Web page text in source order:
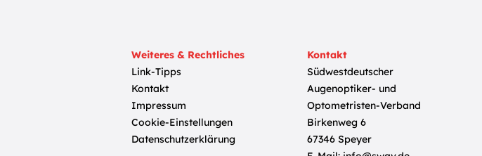
Weiteres & Rechtliches
Link-Tipps
Kontakt
Impressum
Cookie-Einstellungen
Datenschutzerklärung
Kontakt
Südwestdeutscher
Augenoptiker- und
Optometristen-Verband
Birkenweg 6
67346 Speyer